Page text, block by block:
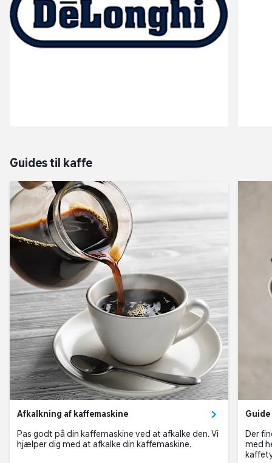
Guides til kaffe
Afkalkning af kaffemaskine
Pas godt på din kaffemaskine ved at afkalke den. Vi
hjælper dig med at afkalke din kaffemaskine.
Der
med